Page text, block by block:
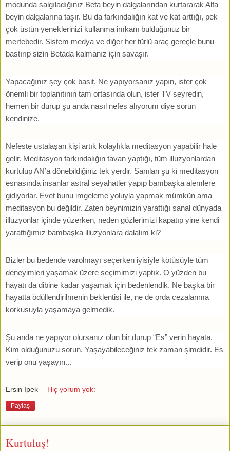
modunda salgıladığınız Beta beyin dalgalarından kurtararak Alfa
beyin dalgalarına taşır. Bu da farkındalığın kat ve kat arttığı, pek
çok üstün yeneklerinizi kullanma imkanı bulduğunuz bir
mertebedir. Sistem medya ve diğer her türlü araç gereçle bunu
bastırıp sizin Betada kalmanız için savaşır.
Yapacağınız şey çok basit. Ne yapıyorsanız yapın, ister çok
önemli bir toplanıtının tam ortasında olun, ister TV seyredin,
hemen bir durup şu anda nasıl nefes alıyorum diye sorun
kendinize.
Nefeste ustalaşan kişi artık kolaylıkla meditasyon yapabilir hale
gelir. Meditasyon farkındalığın tavan yaptığı, tüm illuzyonlardan
kurtulup AN’a dönebildiğiniz tek yerdir. Sanılan şu ki meditasyon
esnasında insanlar astral seyahatler yapıp bambaşka alemlere
gidiyorlar. Evet bunu imgeleme yoluyla yapmak mümkün ama
meditasyon bu değildir. Zaten beynimizin yarattığı sanal dünyada
illuzyonlar içinde yüzerken, neden gözlerimizi kapatıp yine kendi
yarattığımız bambaşka illuzyonlara dalalım ki?
Bizler bu bedende varolmayı seçerken iyisiyle kötüsüyle tüm
deneyimleri yaşamak üzere seçimimizi yaptık. O yüzden bu
hayatı da dibine kadar yaşamak için bedenlendik. Ne başka bir
hayatta ödüllendirilmenin beklentisi ile, ne de orda cezalanma
korkusuyla yaşamaya gelmedik.
Şu anda ne yapıyor olursanız olun bir durup “Es” verin hayata.
Kim olduğunuzu sorun. Yaşayabileceğiniz tek zaman şimdidir. Es
verip onu yaşayın...
Ersin Ipek Hiç yorum yok:
Paylaş
Kurtuluş!